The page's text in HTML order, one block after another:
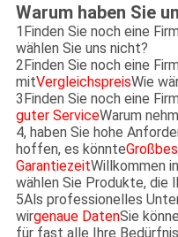
Warum haben Sie
1Finden Sie noch eine
wählen Sie uns nicht?
2Finden Sie noch eine
mitVergleichspreisWie
3Finden Sie noch eine
guter ServiceWarum
4, haben Sie hohe
hoffen, es könnte
GarantiezeitWillkommen
wählen Sie Produkte, die
5Als professionelles
wirgenaue DatenSie
für fast alle Ihre